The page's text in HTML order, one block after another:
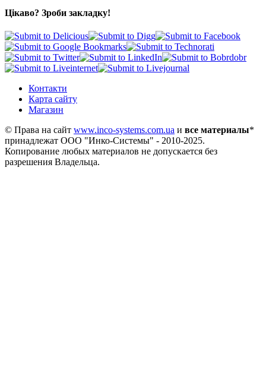
Цікаво? Зроби закладку!
Контакти
Карта сайту
Магазин
© Права на сайт www.inco-systems.com.ua и все материалы*
принадлежат ООО "Инко-Системы" - 2010-2025.
Копирование любых материалов не допускается без
разрешения Владельца.